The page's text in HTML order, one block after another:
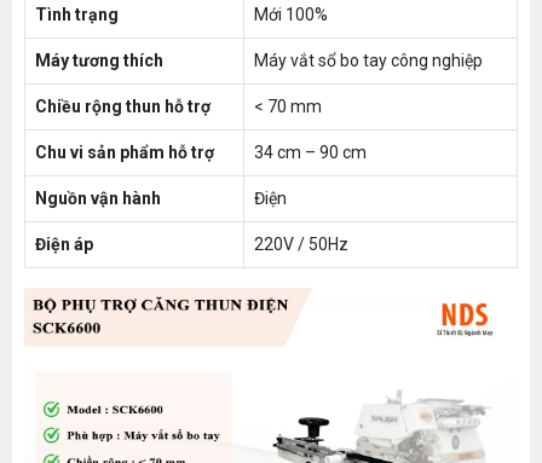
Tình trạng Mới 100%
Máy tương thích Máy vắt sổ bo tay công nghiệp
Chiều rộng thun hỗ trợ < 70 mm
Chu vi sản phẩm hỗ trợ 34 cm – 90 cm
Nguồn vận hành Điện
Điện áp 220V / 50Hz